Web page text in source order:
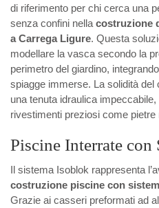
di riferimento per chi cerca una
senza confini nellacostruzione
a Carrega Ligure. Questa
modellare la vasca secondo la
perimetro del giardino,
spiagge immerse. La solidità
una tenuta idraulica
rivestimenti preziosi come
Piscine Interrate con
Il sistema Isoblok rappresenta
costruzione piscine con
Grazie ai casseri preformati ad